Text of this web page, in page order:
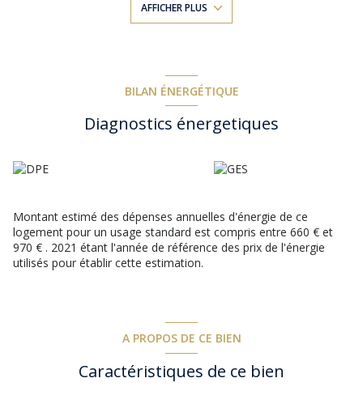
La cuisine américaine équipée et spacieuse s'impose comme
ferronneries artisanales - jardin paysagé avec matériaux nobles)
Chauffage par climatisation réversible - Ballon
thermodynamique - Portail automatique et interphone - espace
de stationnement détaché de l'espace loisirs .... mais surtout un
terrain au calme, facile d'entretien, sans vis et vis mais non
AFFICHER PLUS
BILAN ÉNERGÉTIQUE
Diagnostics énergetiques
Montant estimé des dépenses annuelles d'énergie de ce
logement pour un usage standard est compris entre 660 € et
970 € . 2021 étant l'année de référence des prix de l'énergie
utilisés pour établir cette estimation.
A PROPOS DE CE BIEN
Caractéristiques de ce bien